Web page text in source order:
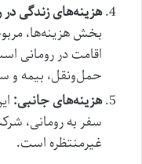
هزینه‌های زندگی در
بخش هزینه‌ها،
اقامت در رومانی
حمل‌ونقل، بیمه و
هزینه‌های جانبی:
سفر به رومانی،
غیرمنتظره است.